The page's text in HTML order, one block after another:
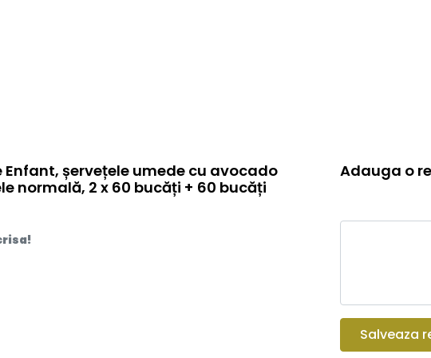
Enfant, șervețele umede cu avocado
normală, 2 x 60 bucăți + 60 bucăți
Adauga o
Salveaza